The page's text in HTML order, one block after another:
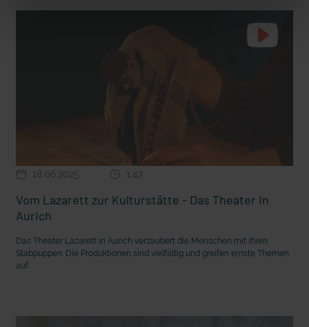
18.06.2025 1:42
Vom Lazarett zur Kulturstätte - Das Theater in
Aurich
Das Theater Lazarett in Aurich verzaubert die Menschen mit ihren
Stabpuppen. Die Produktionen sind vielfältig und greifen ernste Themen
auf.